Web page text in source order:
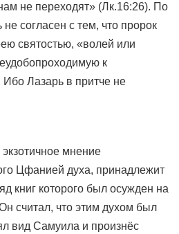
не переходят» (Лк.16:26). По
не согласен с тем, что пророк
святостью, «волей или
к
Лазарь в притче не
мнение
Цфанией духа, принадлежит
книг которого был осужден на
считал, что этим духом был
вид Самуила и произнёс